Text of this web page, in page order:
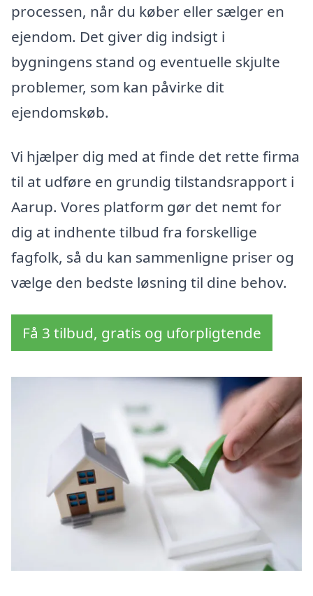
processen, når du køber eller sælger en
ejendom. Det giver dig indsigt i
bygningens stand og eventuelle skjulte
problemer, som kan påvirke dit
ejendomskøb.
Vi hjælper dig med at finde det rette firma
til at udføre en grundig tilstandsrapport i
Aarup. Vores platform gør det nemt for
dig at indhente tilbud fra forskellige
fagfolk, så du kan sammenligne priser og
vælge den bedste løsning til dine behov.
Få 3 tilbud, gratis og uforpligtende